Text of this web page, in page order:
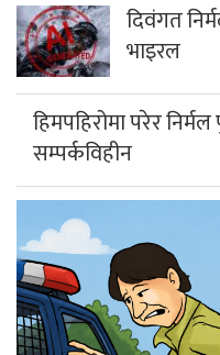
दिवंगत
भाइरल
हिमपहिरोमा परेर
सम्पर्कविहीन